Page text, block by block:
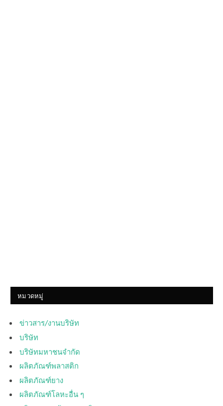
หมวดหมู่
ข่าวสาร/งานบริษัท
บริษัท
บริษัทมหาชนจำกัด
ผลิตภัณฑ์พลาสติก
ผลิตภัณฑ์ยาง
ผลิตภัณฑ์โลหะอื่น ๆ